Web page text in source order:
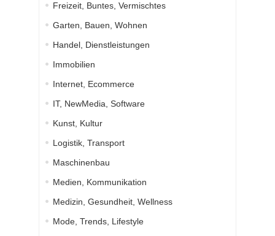
Freizeit, Buntes, Vermischtes
Garten, Bauen, Wohnen
Handel, Dienstleistungen
Immobilien
Internet, Ecommerce
IT, NewMedia, Software
Kunst, Kultur
Logistik, Transport
Maschinenbau
Medien, Kommunikation
Medizin, Gesundheit, Wellness
Mode, Trends, Lifestyle